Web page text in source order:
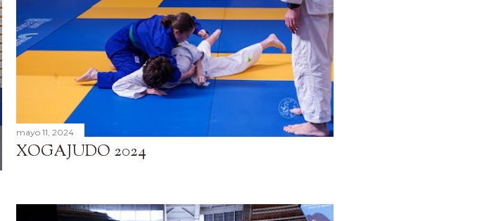
mayo 11, 2024
XOGAJUDO 2024